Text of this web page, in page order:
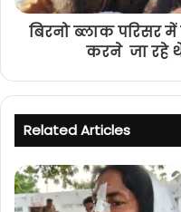
बिरनो ब्लाक परिसर
करने जा रहे
Related Articles